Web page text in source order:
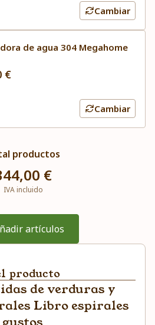
Cambiar
de agua 304 Megahome
€
Cambiar
productos
€
IVA incluido
artículos
producto
de verduras y
Libro espirales